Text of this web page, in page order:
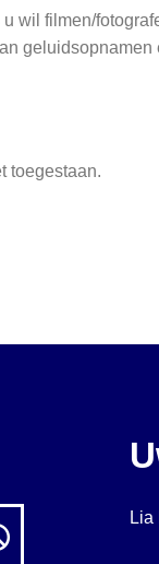
wil filmen/
toegestaan.
Lia